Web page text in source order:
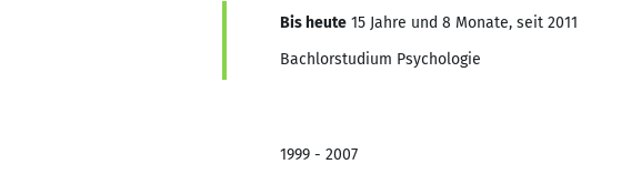
Bis heute 15 Jahre und 8 Monate, seit 2011
Bachlorstudium Psychologie
1999 - 2007